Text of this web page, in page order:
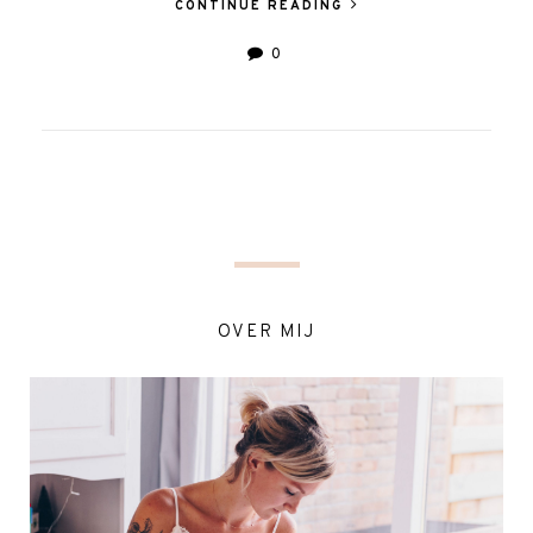
CONTINUE READING
0
OVER MIJ